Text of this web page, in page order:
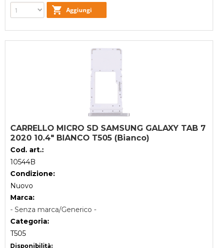
CARRELLO MICRO SD SAMSUNG GALAXY TAB 7
2020 10.4" BIANCO T505 (Bianco)
Cod. art.:
10544B
Condizione:
Nuovo
Marca:
- Senza marca/Generico -
Categoria:
T505
Disponibilità: